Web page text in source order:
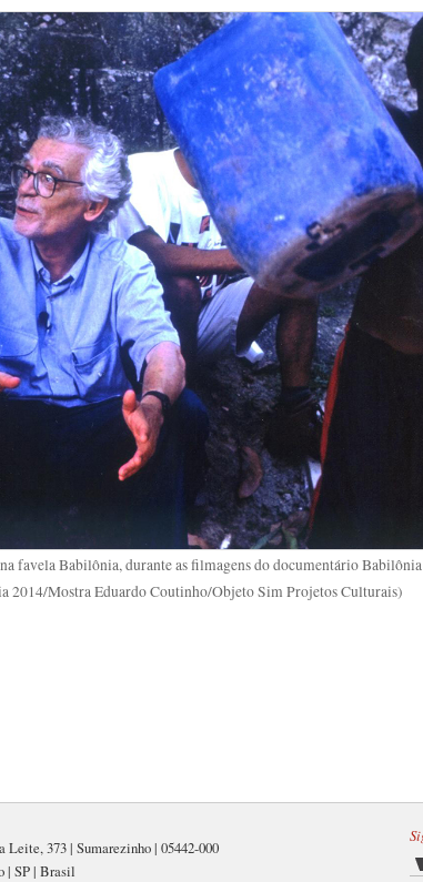
favela Babilônia, durante as filmagens do documentário
2014/Mostra Eduardo Coutinho/Objeto Sim Projetos Culturais)
Leite, 373 | Sumarezinho | 05442-000
| SP | Brasil